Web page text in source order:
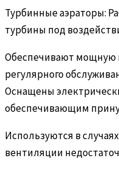
Турбинные аэраторы:
турбины под
Обеспечивают мощную
регулярного
Оснащены
обеспечивающим
Используются в
вентиляции